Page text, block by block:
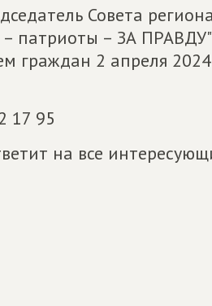
Совета
патриоты – ЗА
граждан 2 апреля
17 95
на все